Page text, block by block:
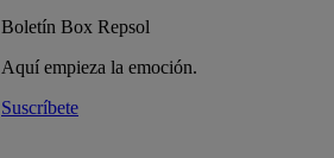
Boletín Box Repsol
Aquí empieza la emoción.
Suscríbete